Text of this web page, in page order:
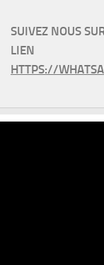
SUIVEZ NOUS
LIEN
HTTPS://